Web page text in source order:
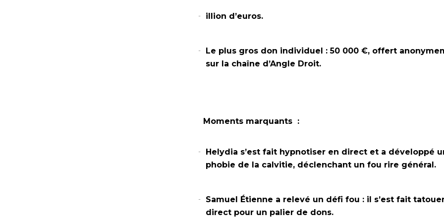
illion d’euros.
Le plus gros don individuel : 50 000 €, offert
sur la chaîne d’Angle Droit.
Moments marquants :
Helydia s’est fait hypnotiser en direct et a développé
phobie de la calvitie, déclenchant un fou rire général.
Samuel Étienne a relevé un défi fou : il s’est fait
direct pour un palier de dons.